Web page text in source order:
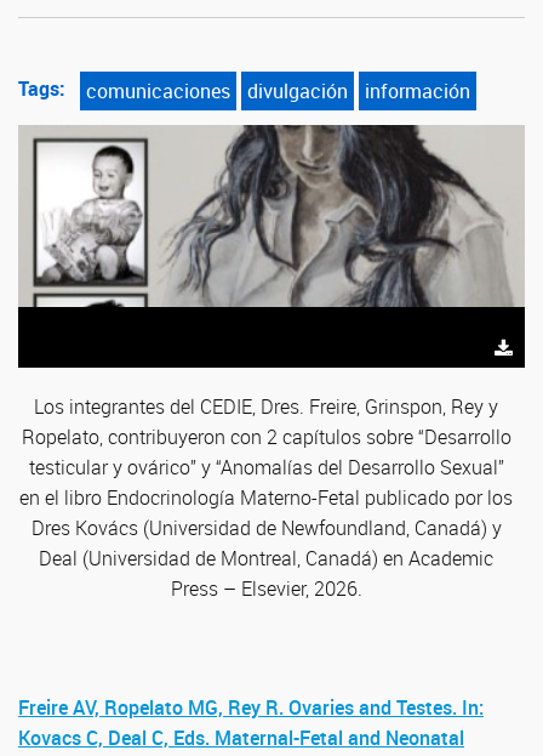
Tags: comunicaciones divulgación información
Los integrantes del CEDIE, Dres. Freire, Grinspon, Rey y
Ropelato, contribuyeron con 2 capítulos sobre “Desarrollo
testicular y ovárico” y “Anomalías del Desarrollo Sexual”
en el libro Endocrinología Materno-Fetal publicado por los
Dres Kovács (Universidad de Newfoundland, Canadá) y
Deal (Universidad de Montreal, Canadá) en Academic
Press – Elsevier, 2026.
Freire AV, Ropelato MG, Rey R. Ovaries and Testes. In:
Kovacs C, Deal C, Eds. Maternal-Fetal and Neonatal